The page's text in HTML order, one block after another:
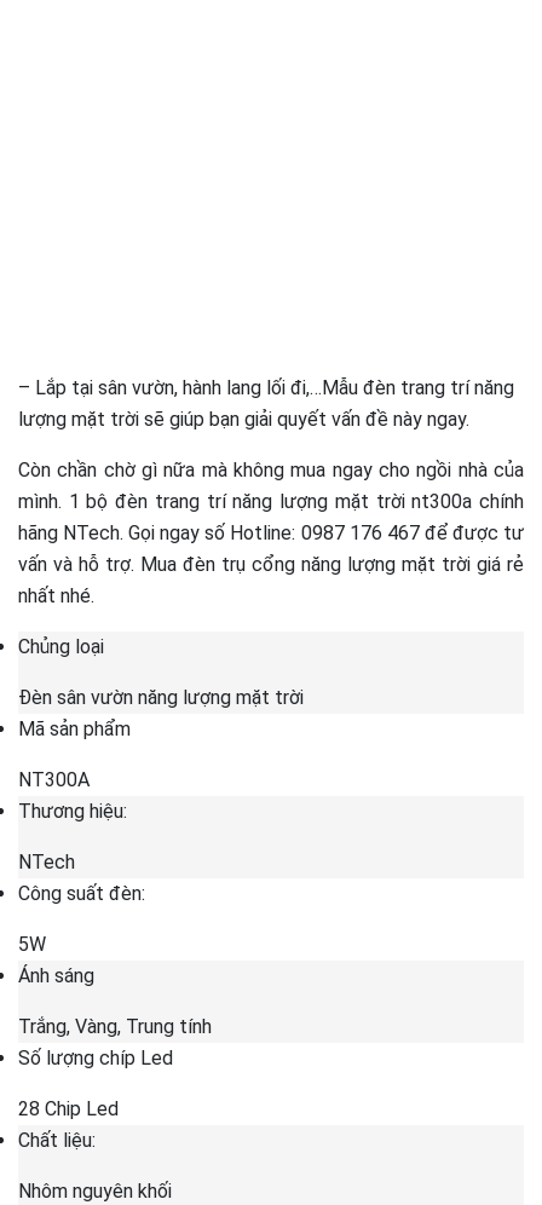
– Lắp tại sân vườn, hành lang lối đi,…Mẫu đèn trang trí năng
lượng mặt trời sẽ giúp bạn giải quyết vấn đề này ngay.
Còn chần chờ gì nữa mà không mua ngay cho ngồi nhà của
mình. 1 bộ đèn trang trí năng lượng mặt trời nt300a chính
hãng NTech. Gọi ngay số Hotline: 0987 176 467 để được tư
vấn và hỗ trợ. Mua đèn trụ cổng năng lượng mặt trời giá rẻ
nhất nhé.
Chủng loại
Đèn sân vườn năng lượng mặt trời
Mã sản phẩm
NT300A
Thương hiệu:
NTech
Công suất đèn:
5W
Ánh sáng
Trắng, Vàng, Trung tính
Số lượng chíp Led
28 Chip Led
Chất liệu:
Nhôm nguyên khối